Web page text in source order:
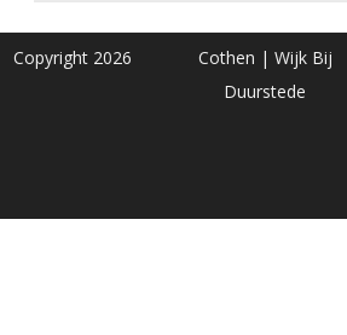
Copyright 2026
Cothen | Wijk Bij
Duurstede